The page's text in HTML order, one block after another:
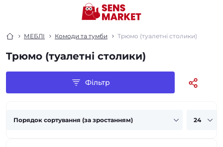
МЕБЛІ Комоди та тумби Tрюмо (туалетні столики)
Tрюмо (туалетні столики)
Фільтр